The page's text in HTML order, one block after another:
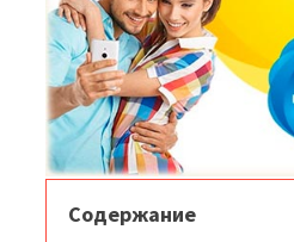
Содержание